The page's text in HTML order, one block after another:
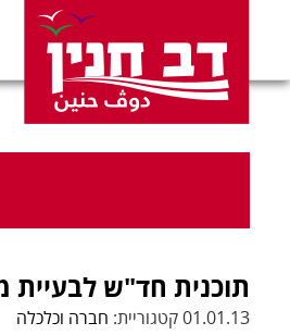
תוכנית חד"ש
01.01.13 קטגוריית:
חברה וכלכלה